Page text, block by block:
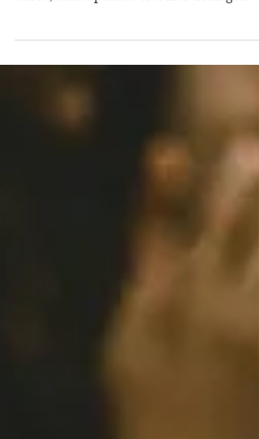
Inspirare 2025 | 4: over wedergeboorte,